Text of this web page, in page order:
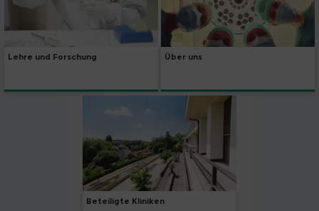
Lehre und Forschung Über uns
Beteiligte Kliniken